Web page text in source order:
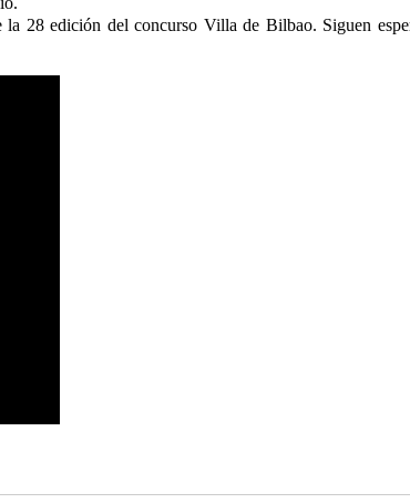
28 edición del concurso Villa de Bilbao. Siguen